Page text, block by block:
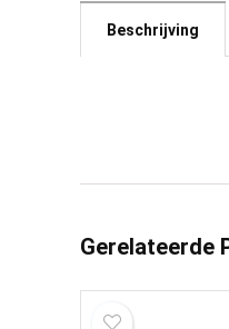
Beschrijving
Gerelateerde